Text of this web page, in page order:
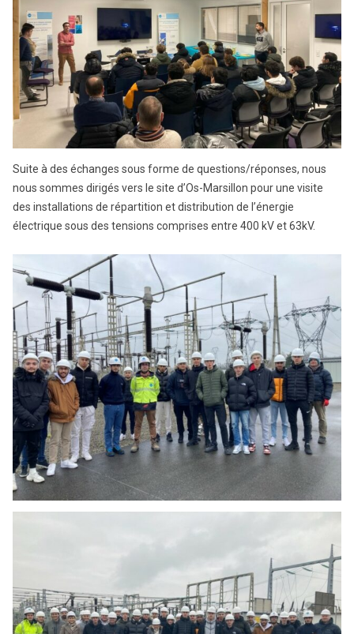
Suite à des échanges sous forme de questions/réponses, nous
nous sommes dirigés vers le site d’Os-Marsillon pour une visite
des installations de répartition et distribution de l’énergie
électrique sous des tensions comprises entre 400 kV et 63kV.